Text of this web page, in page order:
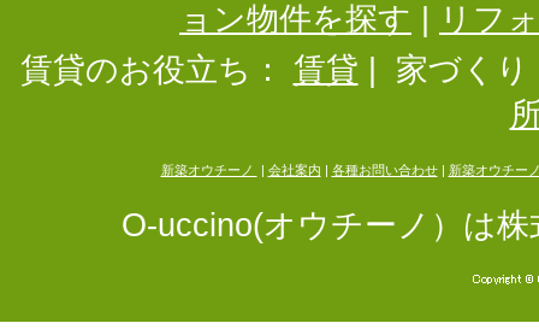
ョン物件を探す
リフ
賃貸のお役立ち：
賃貸
家づくり
新築オウチーノ 会社案内 各種お問い合わせ| 新築オウチー
O-uccino(オウチーノ）は